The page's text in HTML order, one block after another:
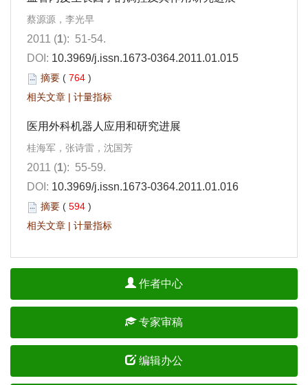
蔡源源，李光早
2011 (1): 51-54.
DOI: 10.3969/j.issn.1673-0364.2011.01.015
摘要 ( 764 )
相关文章 | 计量指标
医用外科机器人应用和研究进展
桂海军，张诗雷，沈国芳
2011 (1): 55-59.
DOI: 10.3969/j.issn.1673-0364.2011.01.016
摘要 ( 594 )
相关文章 | 计量指标
作者中心
专家审稿
编辑办公